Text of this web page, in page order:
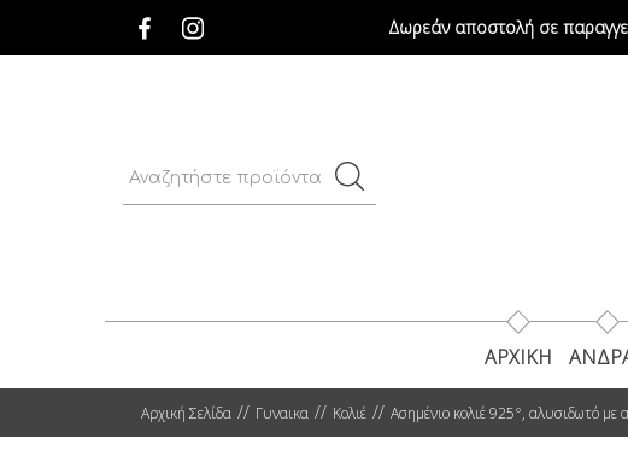
Δωρεάν αποστολή σε
ΑΡΧΙΚΗ
Αρχική Σελίδα Γυναικα Κολιέ Ασημένιο κολιέ 925°, αλυσιδωτό με